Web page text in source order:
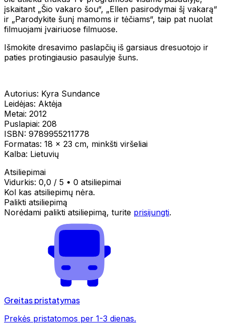
įskaitant „Šio vakaro šou“, „Ellen pasirodymai šį vakarą“
ir „Parodykite šunį mamoms ir tėčiams“, taip pat nuolat
filmuojami įvairiuose filmuose.
Išmokite dresavimo paslapčių iš garsiaus dresuotojo ir
paties protingiausio pasaulyje šuns.
Autorius: Kyra Sundance
Leidėjas: Aktėja
Metai: 2012
Puslapiai: 208
ISBN: 9789955211778
Formatas: 18 x 23 cm, minkšti viršeliai
Kalba: Lietuvių
Atsiliepimai
Vidurkis: 0,0 / 5 • 0 atsiliepimai
Kol kas atsiliepimų nėra.
Palikti atsiliepimą
Norėdami palikti atsiliepimą, turite prisijungti.
Greitas pristatymas
Prekės pristatomos per 1-3 dienas.